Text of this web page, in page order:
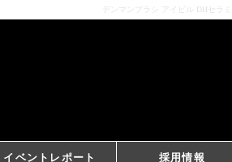
デンマンブラシ アイビル DHセラ
イベントレポート 採用情報